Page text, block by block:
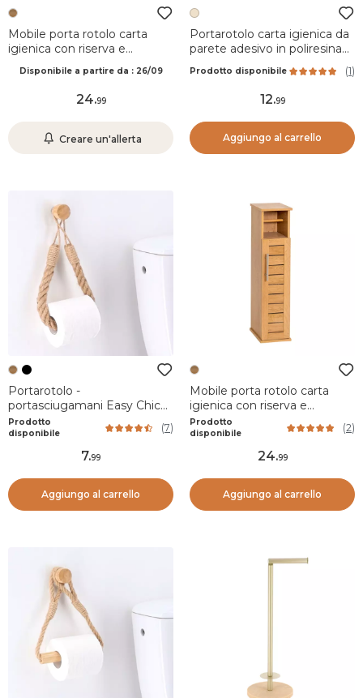
Mobile porta rotolo carta
igienica con riserva e
Naturale
Disponibile a partire da : 26/09
24.99
Creare un'allerta
Portarotolo carta igienica da
parete adesivo in poliresina
effetto travertino Lina Beige
Prodotto disponibile (1)
12.99
Aggiungo al carrello
Portarotolo -
portasciugamani Easy Chic
Corda Naturale
Prodotto
disponibile
(7)
7.99
Aggiungo al carrello
Mobile porta rotolo carta
igienica con riserva e
mensola in legno Colonial
Naturale
Prodotto
disponibile
(2)
24.99
Aggiungo al carrello